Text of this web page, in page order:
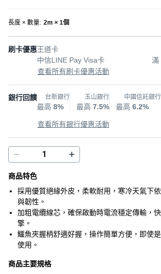
長度 × 數量: 2m × 1個
刷卡優惠王道卡
中信LINE Pay Visa卡
滿
查看所有刷卡優惠活動
銀行回饋 台新銀行
最高 8%
玉山銀行
最高 7.5%
中國信託銀行
最高 6.2%
查看所有銀行優惠活動
商品特色
採用優質絕緣外皮，柔軟耐用，寒冷天氣下
與韌性。
加粗電纜線芯，確保啟動時電流穩定傳輸，
擎。
鱷魚夾握柄舒適好握，操作簡單方便，即使
使用。
商品主要規格